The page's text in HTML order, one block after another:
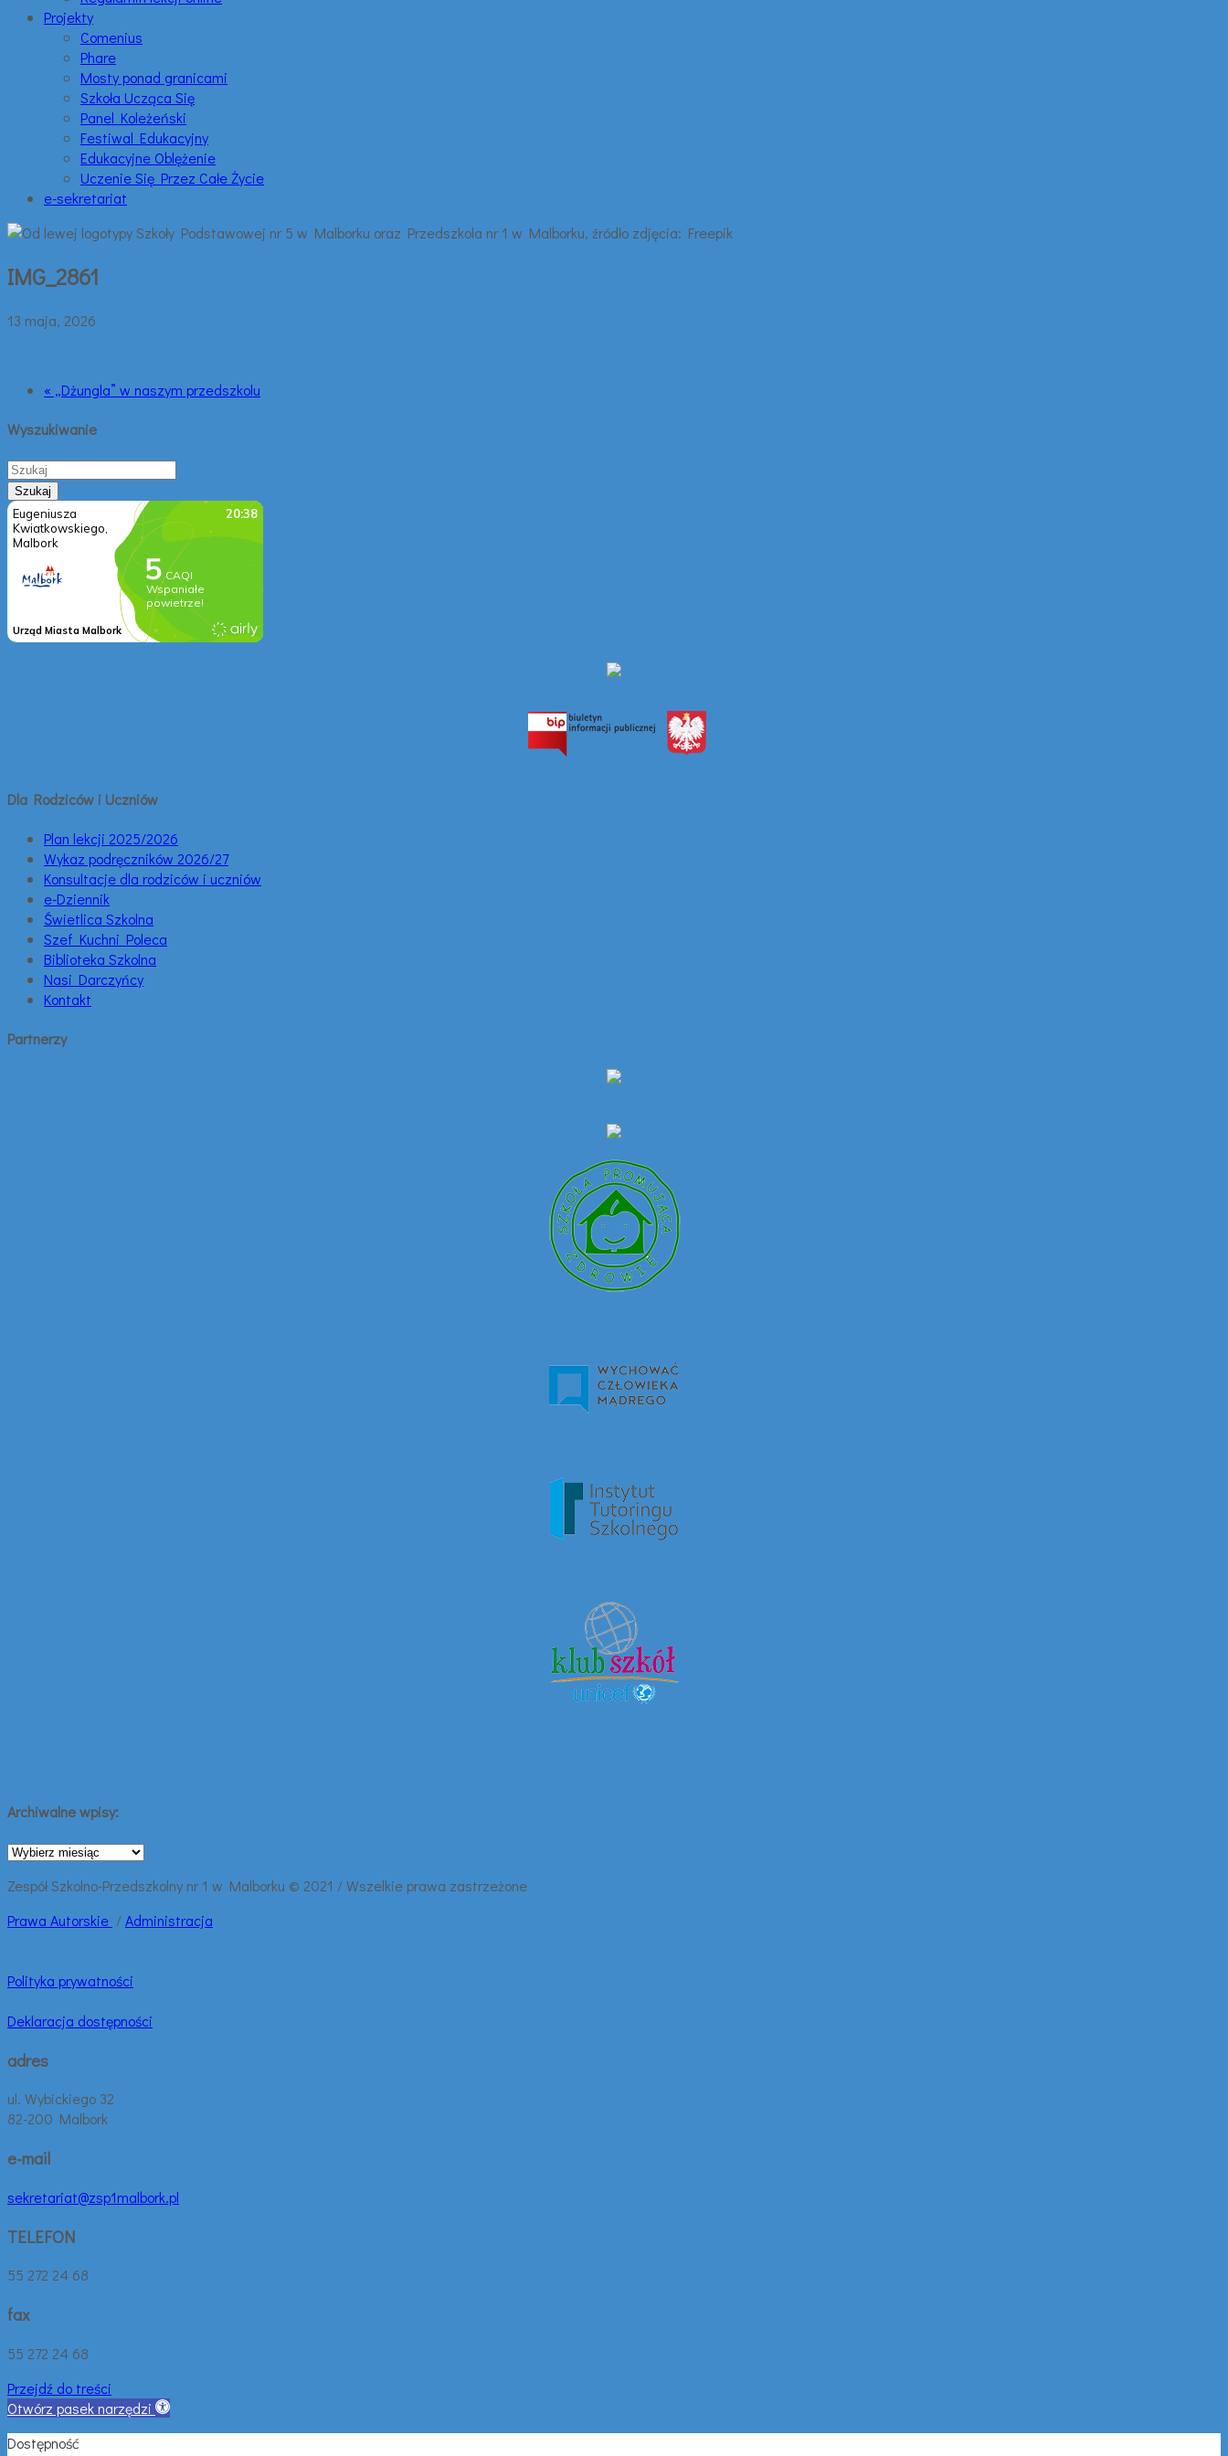
Projekty
Comenius
Phare
Mosty ponad granicami
Szkoła Ucząca Się
Panel Koleżeński
Festiwal Edukacyjny
Edukacyjne Oblężenie
Uczenie Się Przez Całe Życie
e-sekretariat
IMG_2861
13 maja, 2026
« „Dżungla” w naszym przedszkolu
Wyszukiwanie
Dla Rodziców i Uczniów
Plan lekcji 2025/2026
Wykaz podręczników 2026/27
Konsultacje dla rodziców i uczniów
e-Dziennik
Świetlica Szkolna
Szef Kuchni Poleca
Biblioteka Szkolna
Nasi Darczyńcy
Kontakt
Partnerzy
Archiwalne wpisy:
Archiwalne
Zespół Szkolno-Przedszkolny nr 1 w Malborku © 2021 / Wszelkie prawa zastrzeżone
Prawa Autorskie /Administracja
Polityka prywatności
Deklaracja dostępności
adres
ul. Wybickiego 32
82-200 Malbork
e-mail
sekretariat@zsp1malbork.pl
TELEFON
55 272 24 68
fax
55 272 24 68
Przejdź do treści
Otwórz pasek narzędzi
Dostępność